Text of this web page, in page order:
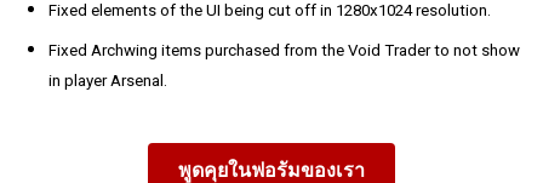
Fixed elements of the UI being cut off in 1280x1024 resolution.
Fixed Archwing items purchased from the Void Trader to not show
in player Arsenal.
พูดคุยในฟอรัมของเรา